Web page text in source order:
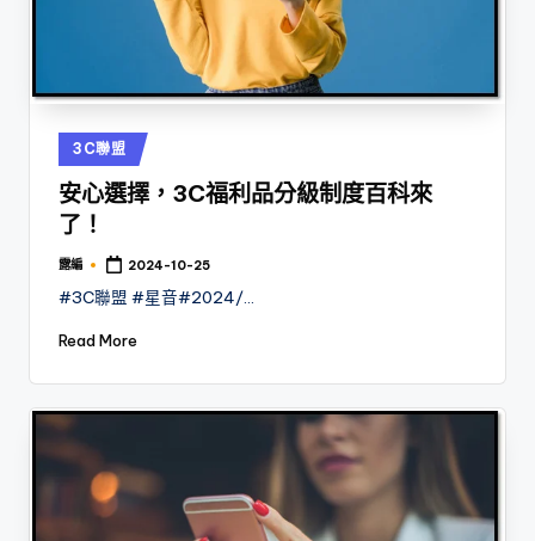
Posted
in
3C聯盟
安心選擇，3C福利品分級制度百科來
了！
Posted
露編 2024-10-25
#3C聯盟 #星音#2024/…
Read More